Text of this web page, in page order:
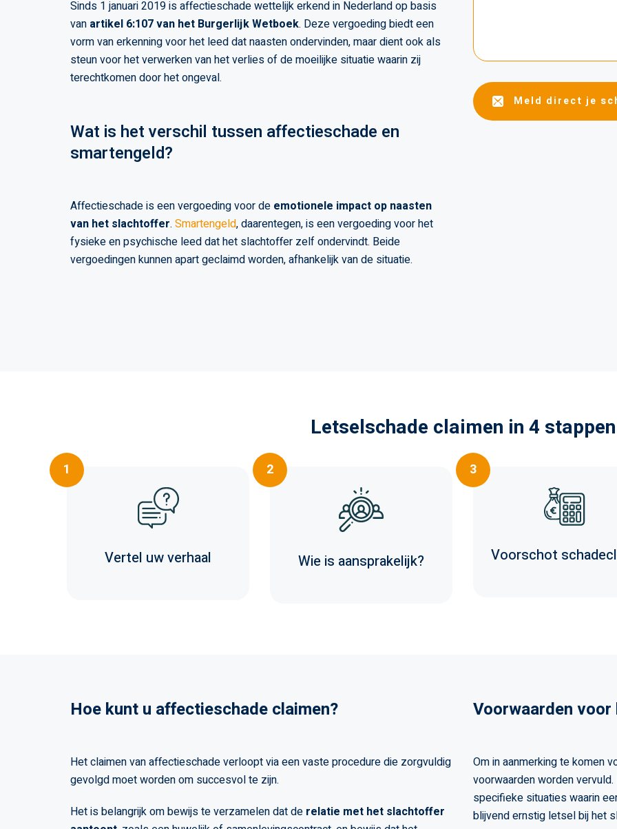
Sinds 1 januari 2019 is affectieschade wettelijk erkend in Nederland op basis
van artikel 6:107 van het Burgerlijk Wetboek. Deze vergoeding biedt een
vorm van erkenning voor het leed dat naasten ondervinden, maar dient ook als
steun voor het verwerken van het verlies of de moeilijke situatie waarin zij
terechtkomen door het ongeval.
Wat is het verschil tussen affectieschade en
smartengeld?
Affectieschade is een vergoeding voor de emotionele impact op naasten
van het slachtoffer. Smartengeld, daarentegen, is een vergoeding voor het
fysieke en psychische leed dat het slachtoffer zelf ondervindt. Beide
vergoedingen kunnen apart geclaimd worden, afhankelijk van de situatie.
Meld direct je
Letselschade claimen in 4 stappen
1
Vertel uw verhaal
2
Wie is aansprakelijk?
3
Voorschot
Hoe kunt u affectieschade claimen?
Het claimen van affectieschade verloopt via een vaste procedure die zorgvuldig
gevolgd moet worden om succesvol te zijn.
Het is belangrijk om bewijs te verzamelen dat de relatie met het slachtoffer
Voorwaarden
Om in aanmerking te komen
voorwaarden worden
specifieke situaties waarin
blijvend ernstig letsel bij het